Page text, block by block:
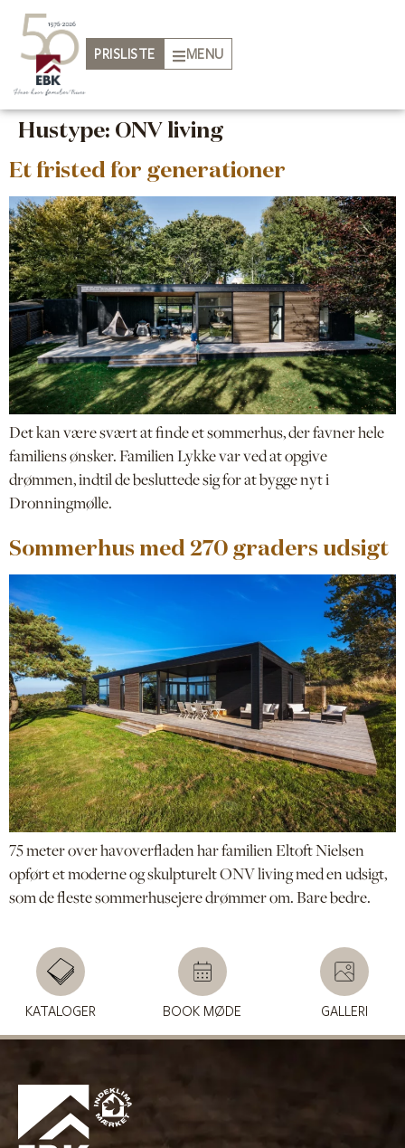
MENU
PRISLISTE
Hustype: ONV living
Et fristed for generationer
Det kan være svært at finde et sommerhus, der favner hele
familiens ønsker. Familien Lykke var ved at opgive
drømmen, indtil de besluttede sig for at bygge nyt i
Dronningmølle.
Sommerhus med 270 graders udsigt
75 meter over havoverfladen har familien Eltoft Nielsen
opført et moderne og skulpturelt ONV living med en udsigt,
som de fleste sommerhusejere drømmer om. Bare bedre.
KATALOGER BOOK MØDE GALLERI